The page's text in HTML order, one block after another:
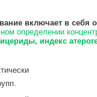
включает в себя
определении
индекс